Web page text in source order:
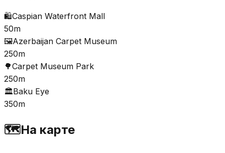
🛍️Caspian Waterfront Mall
50m
🖼️Azerbaijan Carpet Museum
250m
🌳Carpet Museum Park
250m
🏛️Baku Eye
350m
🗺️На карте